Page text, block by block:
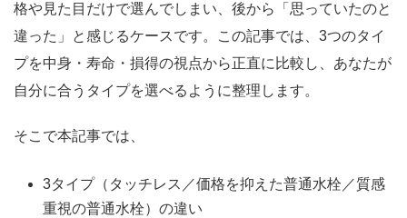
格や見た目だけで選んでしまい、後から「思っていたのと
違った」と感じるケースです。この記事では、3つのタイ
プを中身・寿命・損得の視点から正直に比較し、あなたが
自分に合うタイプを選べるように整理します。
そこで本記事では、
3タイプ（タッチレス／価格を抑えた普通水栓／質感
重視の普通水栓）の違い